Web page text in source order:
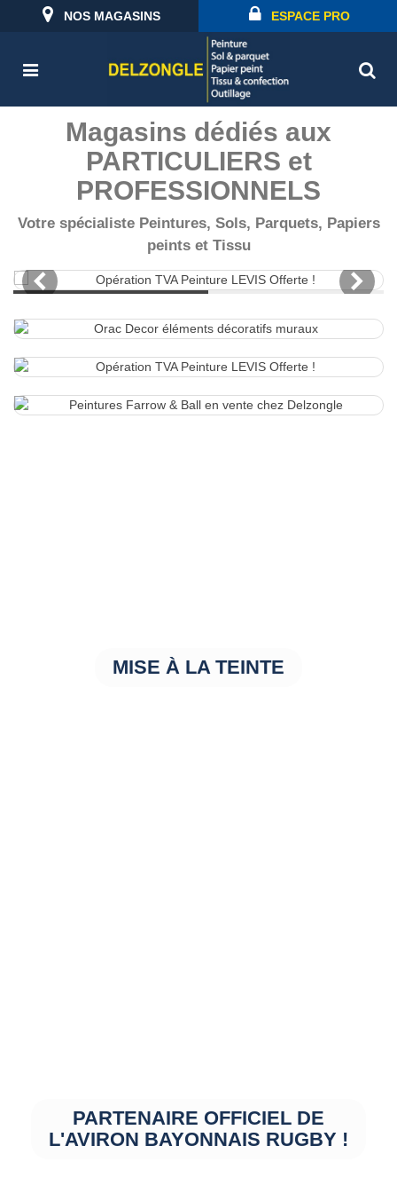
NOS MAGASINS ESPACE PRO
Magasins dédiés aux
PARTICULIERS et
PROFESSIONNELS
Votre spécialiste Peintures, Sols, Parquets, Papiers
peints et Tissu
MISE À LA TEINTE
PARTENAIRE OFFICIEL DE
L'AVIRON BAYONNAIS RUGBY !